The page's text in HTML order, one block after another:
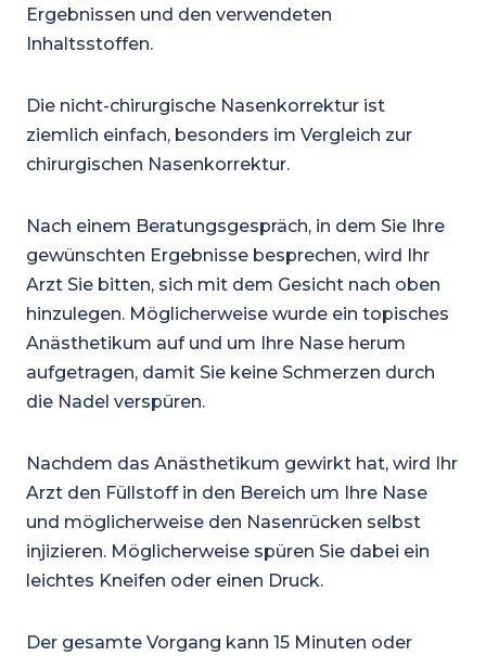
Ergebnissen und den verwendeten
Inhaltsstoffen.
Die nicht-chirurgische Nasenkorrektur ist
ziemlich einfach, besonders im Vergleich zur
chirurgischen Nasenkorrektur.
Nach einem Beratungsgespräch, in dem Sie Ihre
gewünschten Ergebnisse besprechen, wird Ihr
Arzt Sie bitten, sich mit dem Gesicht nach oben
hinzulegen. Möglicherweise wurde ein topisches
Anästhetikum auf und um Ihre Nase herum
aufgetragen, damit Sie keine Schmerzen durch
die Nadel verspüren.
Nachdem das Anästhetikum gewirkt hat, wird Ihr
Arzt den Füllstoff in den Bereich um Ihre Nase
und möglicherweise den Nasenrücken selbst
injizieren. Möglicherweise spüren Sie dabei ein
leichtes Kneifen oder einen Druck.
Der gesamte Vorgang kann 15 Minuten oder